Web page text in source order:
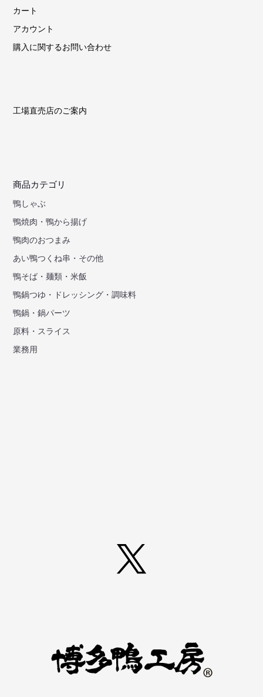
カート
アカウント
購入に関するお問い合わせ
工場直売店のご案内
商品カテゴリ
鴨しゃぶ
鴨焼肉・鴨から揚げ
鴨肉のおつまみ
あい鴨つくね串・その他
鴨そば・麺類・米飯
鴨鍋つゆ・ドレッシング・調味料
鴨鍋・鍋パーツ
原料・スライス
業務用